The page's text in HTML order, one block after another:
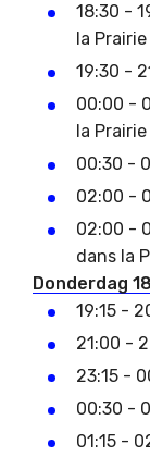
18:30 -
la Prairie
19:30 -
00:00 -
la Prairie
00:30 -
02:00 -
02:00 -
dans la
Donderdag
19:15 -
21:00 -
23:15 -
00:30 -
01:15 -